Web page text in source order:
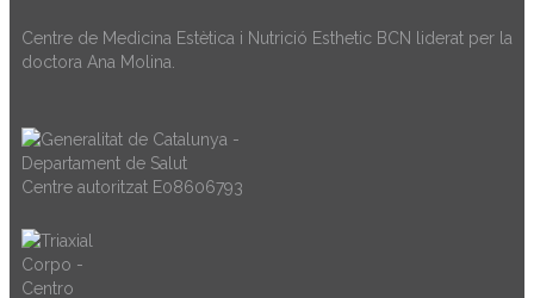
Centre de Medicina Estètica i Nutrició Esthetic BCN liderat per la
doctora Ana Molina.
Centre autoritzat E08606793